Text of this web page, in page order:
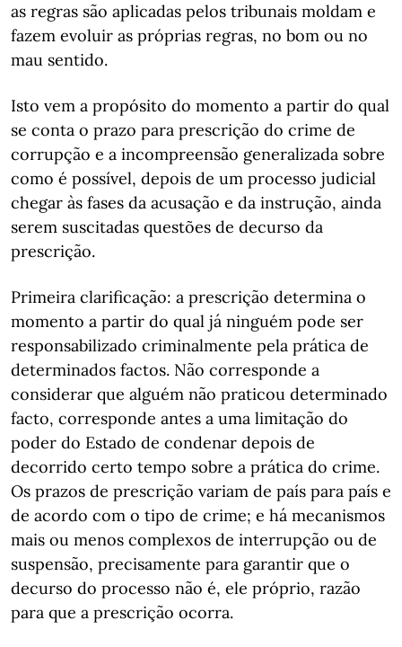
as regras são aplicadas pelos tribunais moldam e
fazem evoluir as próprias regras, no bom ou no
mau sentido.
Isto vem a propósito do momento a partir do qual
se conta o prazo para prescrição do crime de
corrupção e a incompreensão generalizada sobre
como é possível, depois de um processo judicial
chegar às fases da acusação e da instrução, ainda
serem suscitadas questões de decurso da
prescrição.
Primeira clarificação: a prescrição determina o
momento a partir do qual já ninguém pode ser
responsabilizado criminalmente pela prática de
determinados factos. Não corresponde a
considerar que alguém não praticou determinado
facto, corresponde antes a uma limitação do
poder do Estado de condenar depois de
decorrido certo tempo sobre a prática do crime.
Os prazos de prescrição variam de país para país e
de acordo com o tipo de crime; e há mecanismos
mais ou menos complexos de interrupção ou de
suspensão, precisamente para garantir que o
decurso do processo não é, ele próprio, razão
para que a prescrição ocorra.